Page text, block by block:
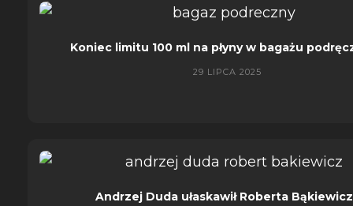
Koniec limitu 100 ml na płyny w bagażu
29 LIPCA 2025
Andrzej Duda ułaskawił Roberta